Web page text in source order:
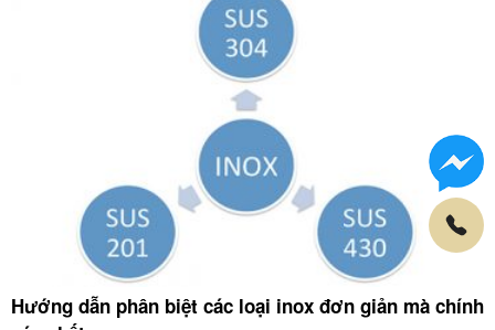
Hướng dẫn phân biệt các loại inox đơn giản mà chính